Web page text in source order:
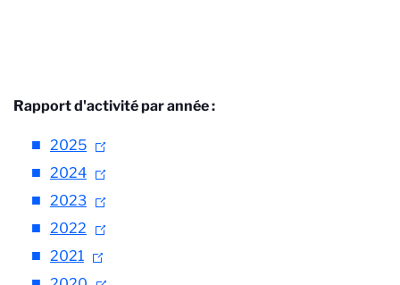
Rapport d'activité par année :
2025
2024
2023
2022
2021